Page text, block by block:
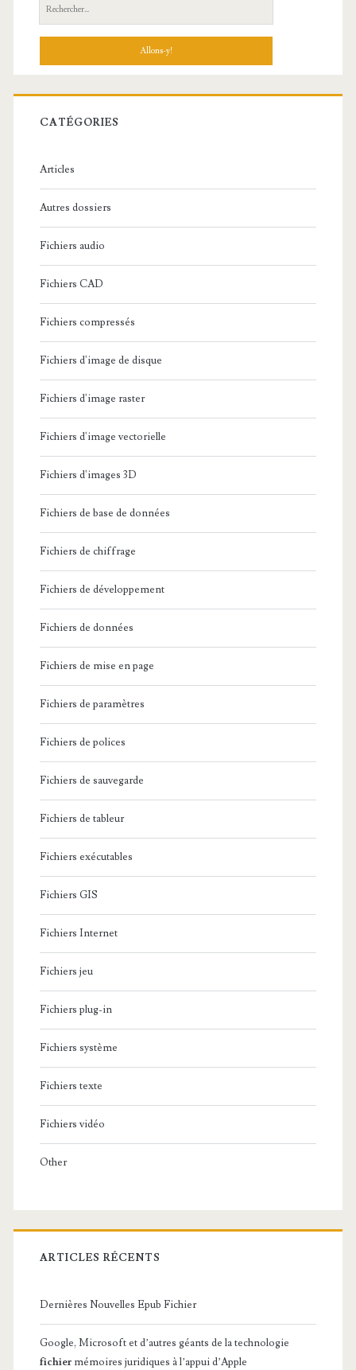
R
e
h
r
c
:
CATÉGORIES
Articles
Autres dossiers
Fichiers audio
Fichiers CAD
Fichiers compressés
Fichiers d'image de disque
Fichiers d'image raster
Fichiers d'image vectorielle
Fichiers d'images 3D
Fichiers de base de données
Fichiers de chiffrage
Fichiers de développement
Fichiers de données
Fichiers de mise en page
Fichiers de paramètres
Fichiers de polices
Fichiers de sauvegarde
Fichiers de tableur
Fichiers exécutables
Fichiers GIS
Fichiers Internet
Fichiers jeu
Fichiers plug-in
Fichiers système
Fichiers texte
Fichiers vidéo
Other
ARTICLES RÉCENTS
Dernières Nouvelles Epub Fichier
Google, Microsoft et d’autres géants de la technologie
fichier mémoires juridiques à l’appui d’Apple